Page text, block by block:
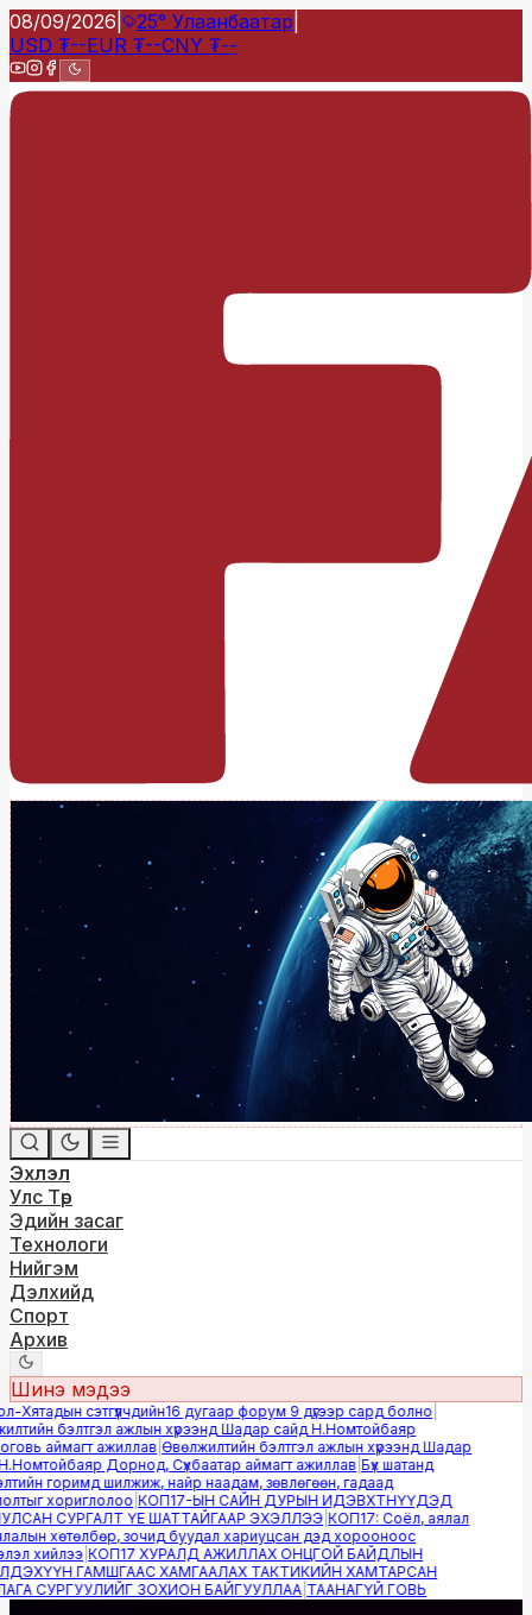
08/09/2026 25° Улаанбаатар
USD ₮--EUR ₮--CNY ₮--
Эхлэл
Улс Төр
Эдийн засаг
Технологи
Нийгэм
Дэлхийд
Спорт
Архив
Шинэ мэдээ
сэтгүүлчдийн16 дугаар форум 9 дүгээр сард болно|
бэлтгэл ажлын хүрээнд Шадар сайд Н.Номтойбаяр
аймагт ажиллав|Өвөлжилтийн бэлтгэл ажлын хүрээнд Шадар
Дорнод, Сүхбаатар аймагт ажиллав|Бүх шатанд
горимд шилжиж, найр наадам, зөвлөгөөн, гадаад
хориглолоо|КОП17-ЫН САЙН ДУРЫН ИДЭВХТНҮҮДЭД
СУРГАЛТ ҮЕ ШАТТАЙГААР ЭХЭЛЛЭЭ|КОП17: Соёл, аялал
хөтөлбөр, зочид буудал хариуцсан дэд хорооноос
хийлээ|КОП17 ХУРАЛД АЖИЛЛАХ ОНЦГОЙ БАЙДЛЫН
ГАМШГААС ХАМГААЛАХ ТАКТИКИЙН ХАМТАРСАН
СУРГУУЛИЙГ ЗОХИОН БАЙГУУЛЛАА|ТААНАГҮЙ ГОВЬ